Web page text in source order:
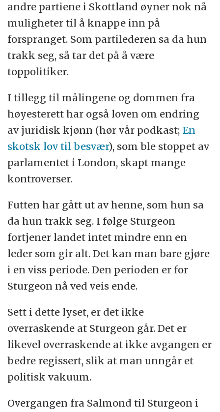
andre partiene i Skottland øyner nok nå
muligheter til å knappe inn på
forspranget. Som partilederen sa da hun
trakk seg, så tar det på å være
toppolitiker.
I tillegg til målingene og dommen fra
høyesterett har også loven om endring
av juridisk kjønn (hør vår podkast;En
skotsk lov til besvær), som ble stoppet av
parlamentet i London, skapt mange
kontroverser.
Futten har gått ut av henne, som hun sa
da hun trakk seg. I følge Sturgeon
fortjener landet intet mindre enn en
leder som gir alt. Det kan man bare gjøre
i en viss periode. Den perioden er for
Sturgeon nå ved veis ende.
Sett i dette lyset, er det ikke
overraskende at Sturgeon går. Det er
likevel overraskende at ikke avgangen er
bedre regissert, slik at man unngår et
politisk vakuum.
Overgangen fra Salmond til Sturgeon i